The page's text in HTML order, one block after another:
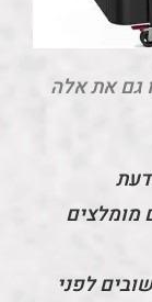
גם את אלה
מומלצים
לפני